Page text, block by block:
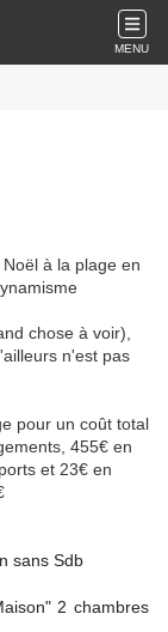
MENU
à la plage en
chose à voir),
n'est pas
pour un coût total
455€ en
et 23€ en
sans Sdb
2 chambres